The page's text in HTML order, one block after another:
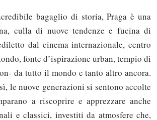
bagaglio di storia, Praga è una
culla di nuove tendenze e fucina di
dal cinema internazionale, centro
fonte d’ispirazione urban, tempio di
da tutto il mondo e tanto altro ancora.
le nuove generazioni si sentono accolte
a riscoprire e apprezzare anche
e classici, investiti da atmosfere che,